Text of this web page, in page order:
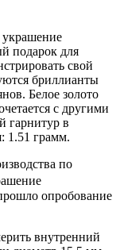
украшение
подарок для
свой
бриллианты
Белое золото
с другими
гарнитур в
1.51 грамм.
по
опробование
внутренний